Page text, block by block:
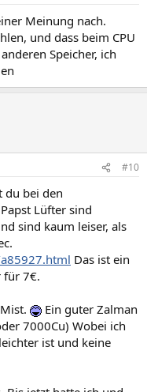
Meinung nach.
und dass beim CPU
Speicher, ich
#10
du bei den
Lüfter sind
sind kaum leiser, als
Das ist ein
für 7€.
Ein guter Zalman
7000Cu) Wobei ich
ist und keine